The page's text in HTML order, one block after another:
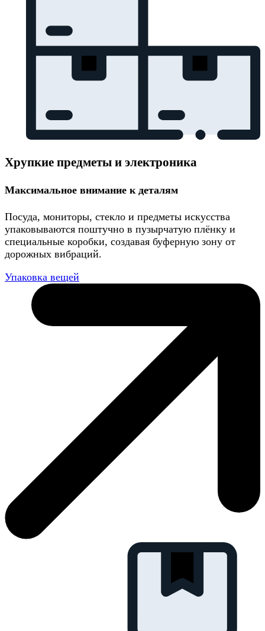
Хрупкие предметы и электроника
Максимальное внимание к деталям
Посуда, мониторы, стекло и предметы искусства
упаковываются поштучно в пузырчатую плёнку и
специальные коробки, создавая буферную зону от
дорожных вибраций.
Упаковка вещей